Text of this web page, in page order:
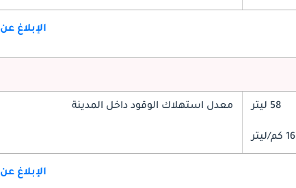
الإبلاغ
58 ليتر معدل استهلاك الوقود داخل المدينة
16 كم/ليتر
الإبلاغ